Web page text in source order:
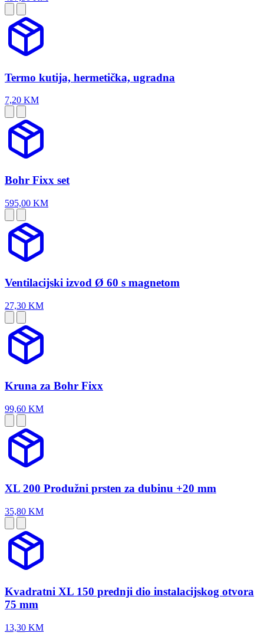
Termo kutija, hermetička, ugradna
7,20 KM
Bohr Fixx set
595,00 KM
Ventilacijski izvod Ø 60 s magnetom
27,30 KM
Kruna za Bohr Fixx
99,60 KM
XL 200 Produžni prsten za dubinu +20 mm
35,80 KM
Kvadratni XL 150 prednji dio instalacijskog otvora
75 mm
13,30 KM